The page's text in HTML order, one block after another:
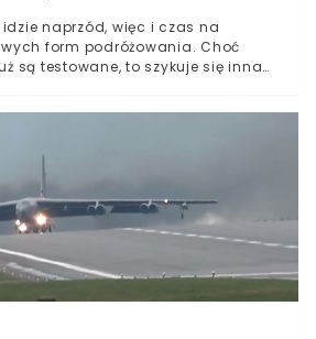
naprzód, więc i czas na
form podróżowania. Choć
są testowane, to szykuje się inna